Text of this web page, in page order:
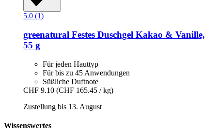
5.0 (1)
greenatural Festes Duschgel Kakao & Vanille,
55 g
Für jeden Hauttyp
Für bis zu 45 Anwendungen
Süßliche Duftnote
CHF 9.10 (CHF 165.45 / kg)
Zustellung bis 13. August
Wissenswertes